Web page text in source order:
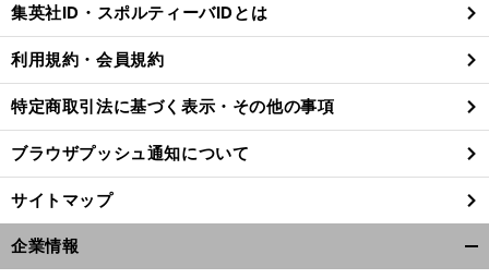
る
集英社ID・スポルティーバIDとは
利用規約・会員規約
特定商取引法に基づく表示・その他の事項
ブラウザプッシュ通知について
サイトマップ
企業情報